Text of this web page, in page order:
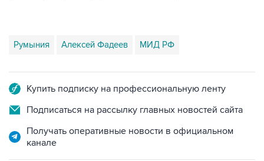
Румыния Алексей Фадеев МИД РФ
Купить подписку на профессиональную ленту
Подписаться на рассылку главных новостей сайта
Получать оперативные новости в официальном
канале